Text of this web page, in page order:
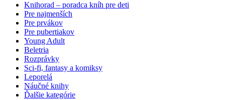
Knihorad – poradca kníh pre deti
Pre najmenších
Pre prvákov
Pre pubertiakov
Young Adult
Beletria
Rozprávky
Sci-fi, fantasy a komiksy
Leporelá
Náučné knihy
Ďalšie kategórie